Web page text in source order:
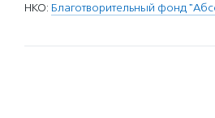
НКО: Благотворительный фонд